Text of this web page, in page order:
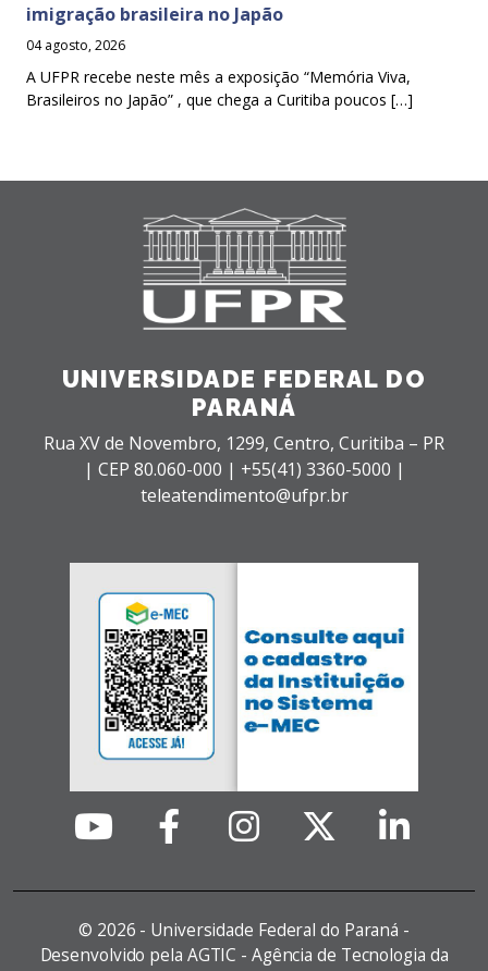
imigração brasileira no Japão
04 agosto, 2026
A UFPR recebe neste mês a exposição “Memória Viva,
Brasileiros no Japão” , que chega a Curitiba poucos […]
UNIVERSIDADE FEDERAL DO
PARANÁ
Rua XV de Novembro, 1299, Centro, Curitiba – PR
| CEP 80.060-000 | +55(41) 3360-5000 |
teleatendimento@ufpr.br
© 2026 - Universidade Federal do Paraná -
Desenvolvido pela AGTIC - Agência de Tecnologia da